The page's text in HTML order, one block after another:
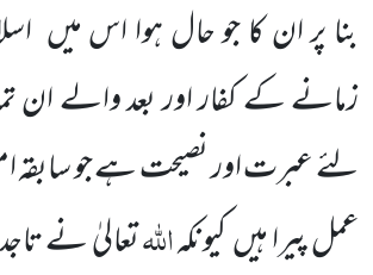
بنا پر ان کا جو حال ہوا اس میں
زمانے کے کفار اور بعد والے ان
لئے عبرت اور نصیحت ہےجو سابقہ
عمل پیرا ہیںکیونکہاللہتعالیٰ نے